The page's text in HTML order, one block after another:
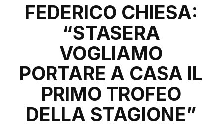
FEDERICO CHIESA:
“STASERA
VOGLIAMO
PORTARE A CASA IL
PRIMO TROFEO
DELLA STAGIONE”